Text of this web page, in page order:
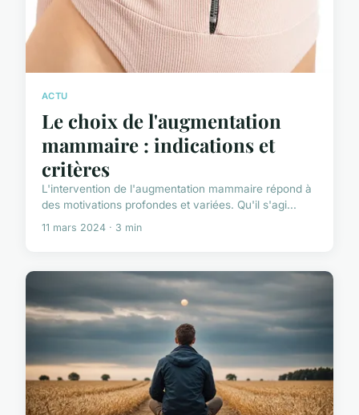
ACTU
Le choix de l'augmentation
mammaire : indications et
critères
L'intervention de l'augmentation mammaire répond à
des motivations profondes et variées. Qu'il s'agi...
11 mars 2024 · 3 min